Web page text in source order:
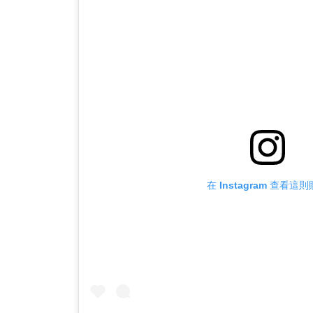
在 Instagram 查看這則